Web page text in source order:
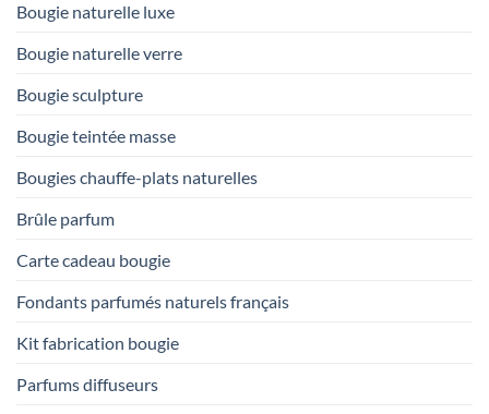
Bougie naturelle luxe
Bougie naturelle verre
Bougie sculpture
Bougie teintée masse
Bougies chauffe-plats naturelles
Brûle parfum
Carte cadeau bougie
Fondants parfumés naturels français
Kit fabrication bougie
Parfums diffuseurs